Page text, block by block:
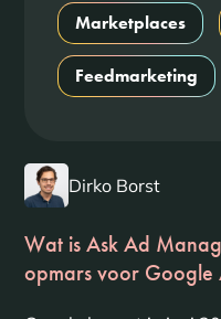
Marketplaces
Feedmarketing
Dirko Borst
Wat is Ask Ad
opmars voor Google